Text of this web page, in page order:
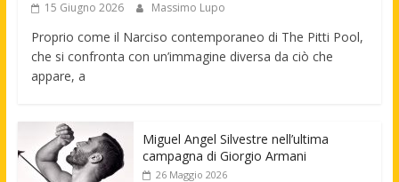
15 Giugno 2026 Massimo Lupo
Proprio come il Narciso contemporaneo di The Pitti Pool,
che si confronta con un’immagine diversa da ciò che
appare, a
Miguel Angel Silvestre nell’ultima
campagna di Giorgio Armani
26 Maggio 2026